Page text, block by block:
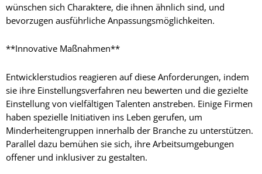
wünschen sich Charaktere, die ihnen ähnlich sind, und
bevorzugen ausführliche Anpassungsmöglichkeiten.
**Innovative Maßnahmen**
Entwicklerstudios reagieren auf diese Anforderungen, indem
sie ihre Einstellungsverfahren neu bewerten und die gezielte
Einstellung von vielfältigen Talenten anstreben. Einige Firmen
haben spezielle Initiativen ins Leben gerufen, um
Minderheitengruppen innerhalb der Branche zu unterstützen.
Parallel dazu bemühen sie sich, ihre Arbeitsumgebungen
offener und inklusiver zu gestalten.